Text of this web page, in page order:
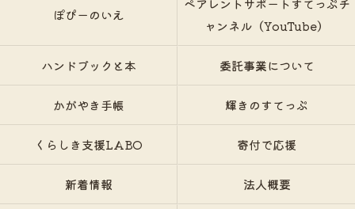
ぽぴーのいえ
ペアレントサポートすてっぷチ
ャンネル（YouTube）
ハンドブックと本 委託事業について
かがやき手帳 輝きのすてっぷ
くらしき支援LABO 寄付で応援
新着情報 法人概要